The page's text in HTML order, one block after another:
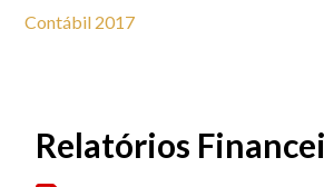
Contábil 2017
Relatórios